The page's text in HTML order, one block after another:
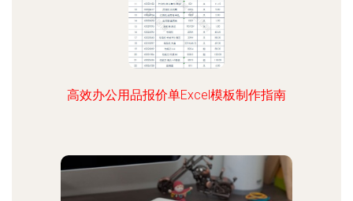
高效办公用品报价单Excel模板制作指南